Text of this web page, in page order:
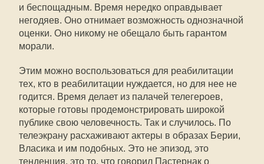
и беспощадным. Время нередко оправдывает
негодяев. Оно отнимает возможность однозначной
оценки. Оно никому не обещало быть гарантом
морали.
Этим можно воспользоваться для реабилитации
тех, кто в реабилитации нуждается, но для нее не
годится. Время делает из палачей телегероев,
которые готовы продемонстрировать широкой
публике свою человечность. Так и случилось. По
телеэкрану расхаживают актеры в образах Берии,
Власика и им подобных. Это не эпизод, это
тенденция, это то, что говорил Пастернак о